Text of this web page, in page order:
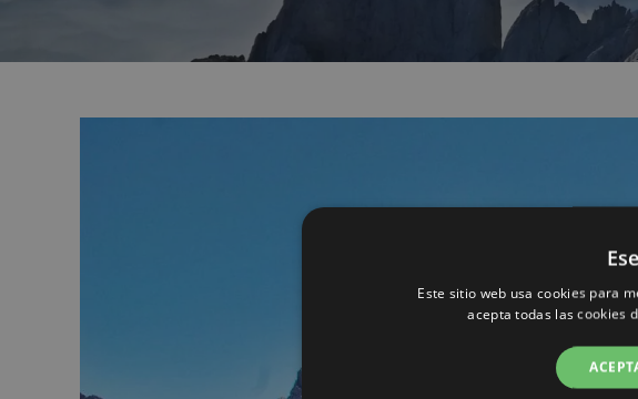
Este sitio web usa cookies para
acepta todas las cookies